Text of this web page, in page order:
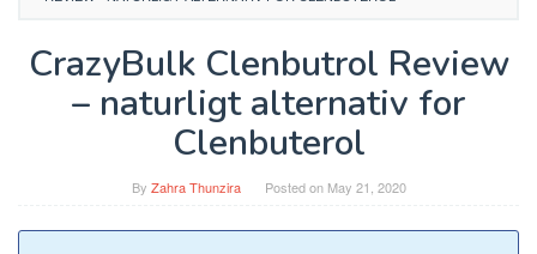
CrazyBulk Clenbutrol Review
– naturligt alternativ for
Clenbuterol
By Zahra Thunzira Posted on May 21, 2020